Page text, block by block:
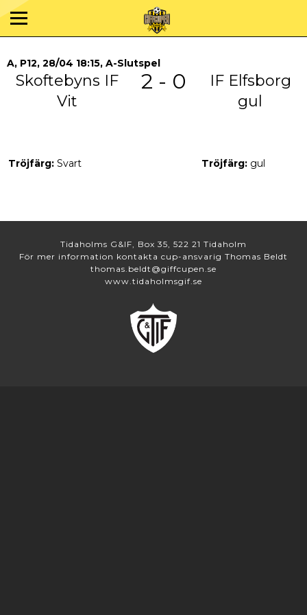
A, P12, 28/04 18:15, A-Slutspel
Skoftebyns IF
Vit
2 - 0
IF Elfsborg
gul
Tröjfärg: Svart Tröjfärg: gul
Tidaholms G&IF, Box 35, 522 21 Tidaholm
För mer information kontakta cup-ansvarig Thomas Beldt
thomas.beldt@giffcupen.se
www.tidaholmsgif.se